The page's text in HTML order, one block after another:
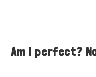
Am I perfect?